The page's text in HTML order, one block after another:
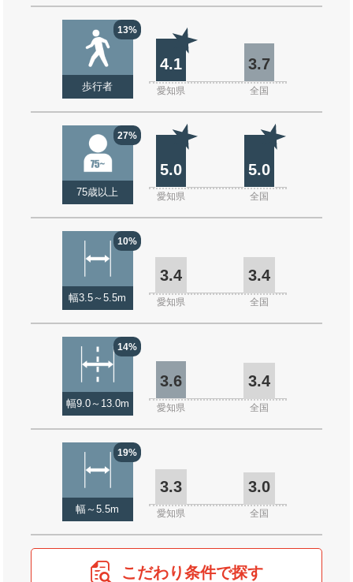
13%
歩行者
4.1 3.7
愛知県 全国
27%
75歳以上
5.0 5.0
愛知県 全国
10%
幅3.5～5.5m
3.4 3.4
愛知県 全国
14%
幅9.0～13.0m
3.6 3.4
愛知県 全国
19%
幅～5.5m
3.3 3.0
愛知県 全国
こだわり条件で探す